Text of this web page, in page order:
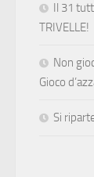
Il 31
TRIVELLE!
Non
Gioco
Si